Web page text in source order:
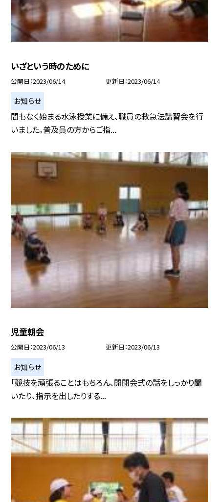
いざという時のために
公開日 2023/06/14 更新日 2023/06/14
お知らせ
間もなく始まる水泳授業に備え、職員の救急法講習会を行
いました。普及員の方からご指...
児童朝会
公開日 2023/06/13 更新日 2023/06/13
お知らせ
「競技を頑張ることはもちろん、開閉会式の話をしっかり聞
いたり、指示を出したりする...